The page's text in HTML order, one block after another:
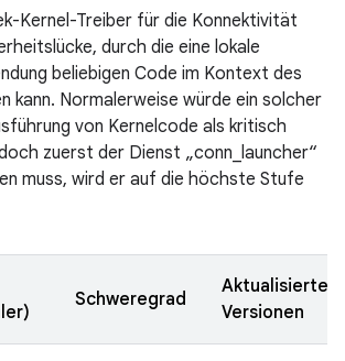
Kernel-Treiber für die Konnektivität
durch die eine lokale
beliebigen Code im Kontext des
kann. Normalerweise würde ein solcher
von Kernelcode als kritisch
zuerst der Dienst „conn_launcher“
muss, wird er auf die höchste Stufe
Schweregrad
Aktualisierte
Versionen